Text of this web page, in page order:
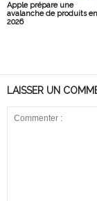
Apple prépare une
avalanche de produits en
2026
LAISSER UN